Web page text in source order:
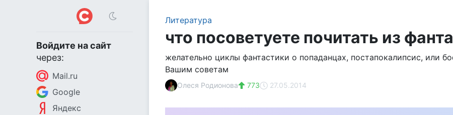
Войдите на сайт
через:
Mail.ru
Google
Яндекс
Литература
что посоветуете почитать из
желательно циклы фантастики о попаданцах, постапокалипсис, или
Вашим советам
Олеся Родионова 773 27.05.2014